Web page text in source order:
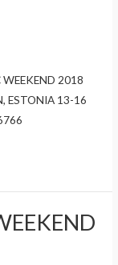
2018
ESTONIA 13-16